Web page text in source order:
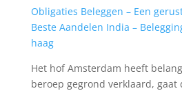
Obligaties Beleggen – Een
Beste Aandelen India –
haag
Het hof Amsterdam heeft
beroep gegrond verklaard, gaat